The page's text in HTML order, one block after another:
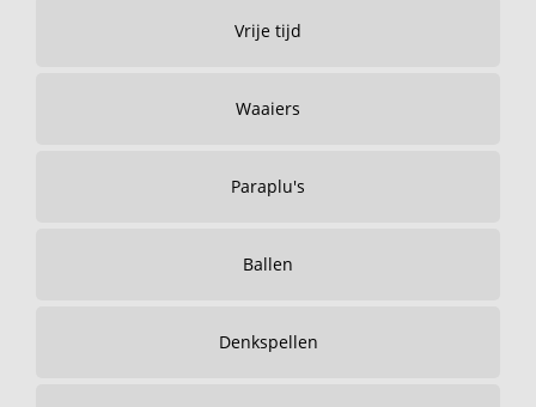
Vrije tijd
Waaiers
Paraplu's
Ballen
Denkspellen